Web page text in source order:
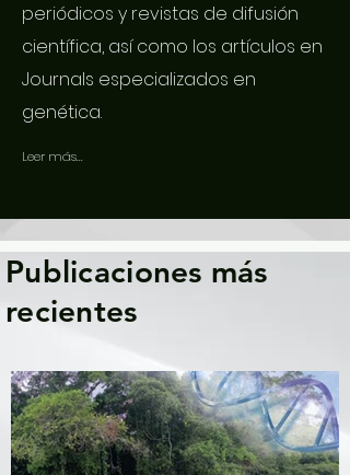
periódicos y revistas de difusión
científica, así como los artículos en
Journals especializados en
genética.
Leer más...
Publicaciones más
recientes